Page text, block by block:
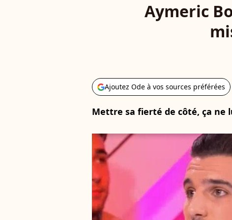
Aymeric
Ajoutez Ode à vos sources préférées
Mettre sa fierté de côté, ça ne